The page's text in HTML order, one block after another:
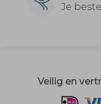
Je
Veilig en